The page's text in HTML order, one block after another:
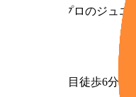
未経験からプロのジュ
西11丁目徒歩6分